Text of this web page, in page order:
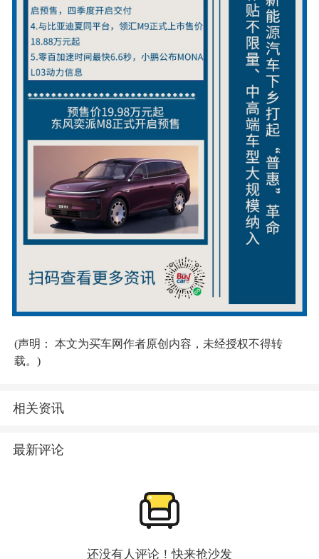
(声明： 本文为买车网作者原创内容，未经授权不得转
载。)
相关资讯
最新评论
还没有人评论！快来抢沙发